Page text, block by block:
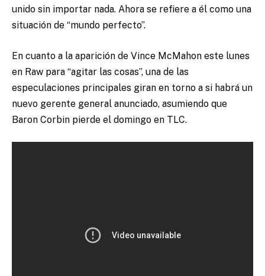
unido sin importar nada. Ahora se refiere a él como una
situación de “mundo perfecto”.
En cuanto a la aparición de Vince McMahon este lunes
en Raw para “agitar las cosas”, una de las
especulaciones principales giran en torno a si habrá un
nuevo gerente general anunciado, asumiendo que
Baron Corbin pierde el domingo en TLC.